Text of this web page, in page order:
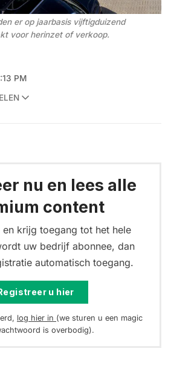
er op jaarbasis vijftigduizend
voor herinzet of verkoop.
PM
nu en lees alle
content
en krijg toegang tot het hele
uw bedrijf abonnee, dan
automatisch toegang.
u hier
log hier in (we sturen u een magic
is overbodig).